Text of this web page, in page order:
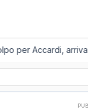
per Accardi,